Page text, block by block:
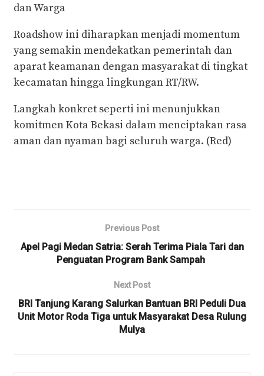
dan Warga
‎Roadshow ini diharapkan menjadi momentum
yang semakin mendekatkan pemerintah dan
aparat keamanan dengan masyarakat di tingkat
kecamatan hingga lingkungan RT/RW.
‎Langkah konkret seperti ini menunjukkan
komitmen Kota Bekasi dalam menciptakan rasa
aman dan nyaman bagi seluruh warga. (Red)
Previous Post
‎Apel Pagi Medan Satria: Serah Terima Piala Tari dan
Penguatan Program Bank Sampah ‎
Next Post
BRI Tanjung Karang Salurkan Bantuan BRI Peduli Dua
Unit Motor Roda Tiga untuk Masyarakat Desa Rulung
Mulya